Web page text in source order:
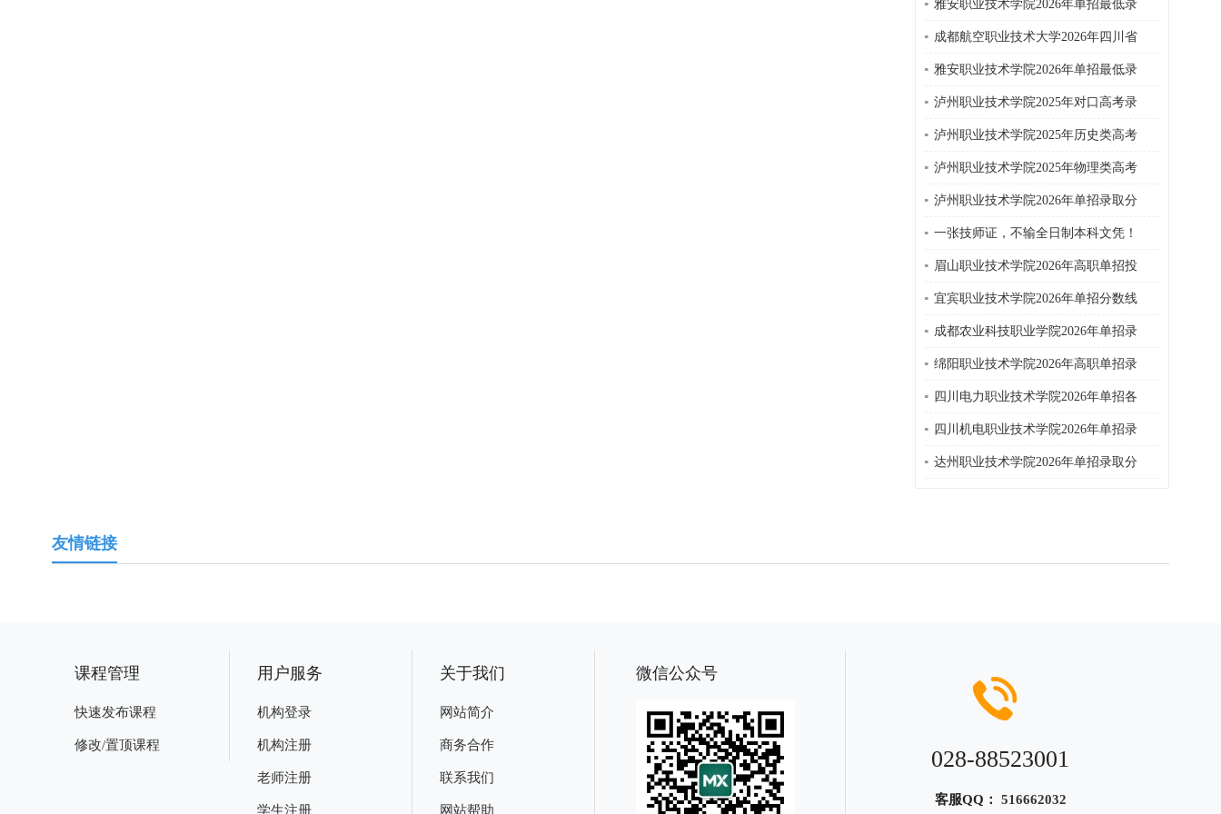
雅安职业技术学院2026年单招最低录
成都航空职业技术大学2026年四川省
雅安职业技术学院2026年单招最低录
泸州职业技术学院2025年对口高考录
泸州职业技术学院2025年历史类高考
泸州职业技术学院2025年物理类高考
泸州职业技术学院2026年单招录取分
一张技师证，不输全日制本科文凭！
眉山职业技术学院2026年高职单招投
宜宾职业技术学院2026年单招分数线
成都农业科技职业学院2026年单招录
绵阳职业技术学院2026年高职单招录
四川电力职业技术学院2026年单招各
四川机电职业技术学院2026年单招录
达州职业技术学院2026年单招录取分
友情链接
课程管理
快速发布课程
修改/置顶课程
用户服务
机构登录
机构注册
老师注册
学生注册
关于我们
网站简介
商务合作
联系我们
网站帮助
微信公众号
028-88523001
客服QQ： 516662032